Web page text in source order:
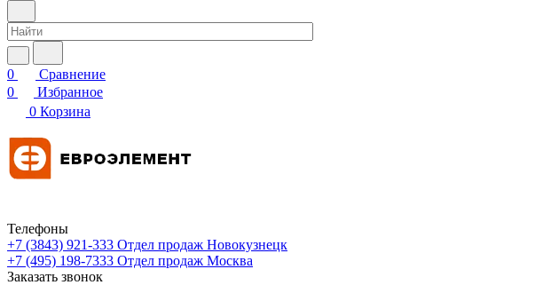
0
Сравнение
0
Избранное
0 Корзина
Телефоны
+7 (3843) 921-333 Отдел продаж Новокузнецк
+7 (495) 198-7333 Отдел продаж Москва
Заказать звонок